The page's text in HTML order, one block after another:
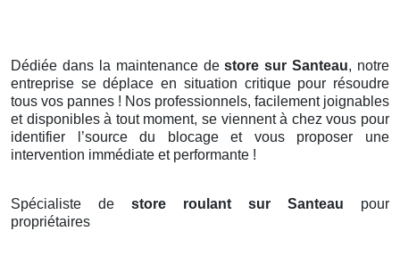
Dédiée dans la maintenance destore sur Santeau, notre
entreprise se déplace en situation critique pour résoudre
tous vos pannes ! Nos professionnels, facilement joignables
et disponibles à tout moment, se viennent à chez vous pour
identifier l’source du blocage et vous proposer une
intervention immédiate et performante !
Spécialiste de store roulant sur Santeau pour
propriétaires